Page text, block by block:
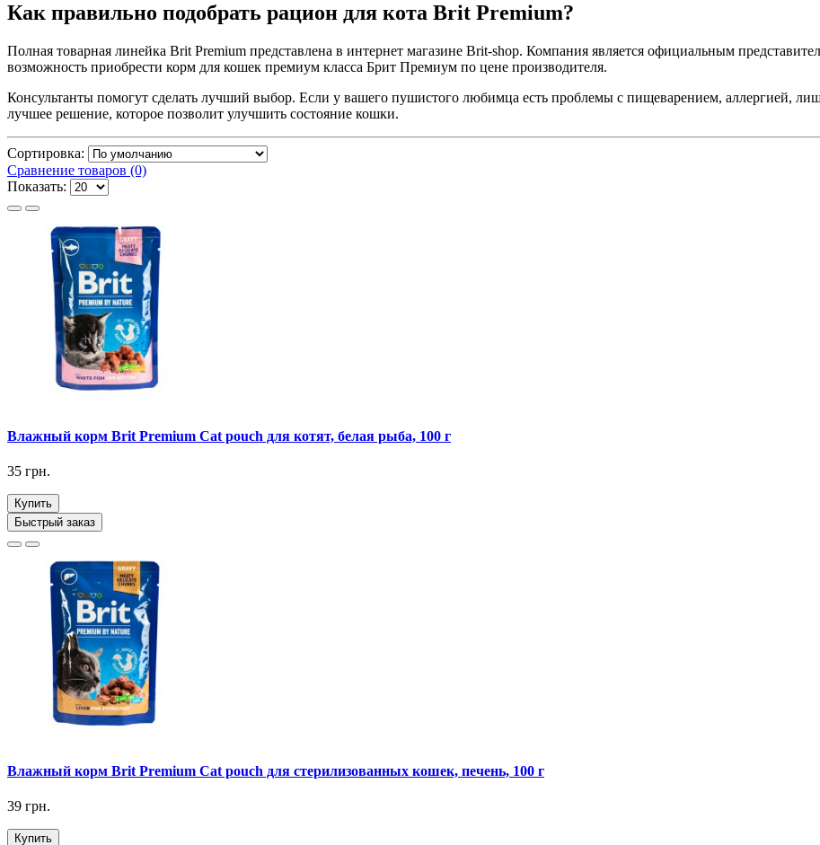
Как правильно подобрать рацион для кота Brit Premium?
Полная товарная линейка Brit Premium представлена в интернет магазине Brit-shop. Компания является официальным
возможность приобрести корм для кошек премиум класса Брит Премиум по цене производителя.
Консультанты помогут сделать лучший выбор. Если у вашего пушистого любимца есть проблемы с пищеварением, аллергией,
лучшее решение, которое позволит улучшить состояние кошки.
Сортировка:
Сравнение товаров (0)
Показать:
Влажный корм Brit Premium Cat pouch для котят, белая рыба, 100 г
35 грн.
Купить
Быстрый заказ
Влажный корм Brit Premium Cat pouch для стерилизованных кошек, печень, 100 г
39 грн.
Купить